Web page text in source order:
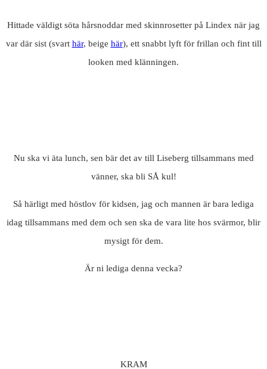
Hittade väldigt söta hårsnoddar med skinnrosetter på Lindex när jag
var där sist (svart här, beige här), ett snabbt lyft för frillan och fint till
looken med klänningen.
Nu ska vi äta lunch, sen bär det av till Liseberg tillsammans med
vänner, ska bli SÅ kul!
Så härligt med höstlov för kidsen, jag och mannen är bara lediga
idag tillsammans med dem och sen ska de vara lite hos svärmor, blir
mysigt för dem.
Är ni lediga denna vecka?
KRAM